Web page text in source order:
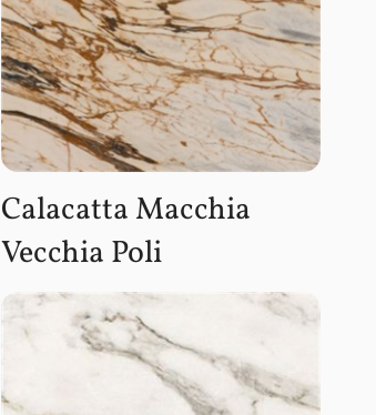
Calacatta Macchia
Vecchia Poli